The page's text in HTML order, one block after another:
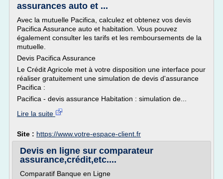
assurances auto et ...
Avec la mutuelle Pacifica, calculez et obtenez vos devis
Pacifica Assurance auto et habitation. Vous pouvez
également consulter les tarifs et les remboursements de la
mutuelle.
Devis Pacifica Assurance
Le Crédit Agricole met à votre disposition une interface pour
réaliser gratuitement une simulation de devis d'assurance
Pacifica :
Pacifica - devis assurance Habitation : simulation de...
Lire la suite
Site : https://www.votre-espace-client.fr
Devis en ligne sur comparateur
assurance,crédit,etc....
Comparatif Banque en Ligne